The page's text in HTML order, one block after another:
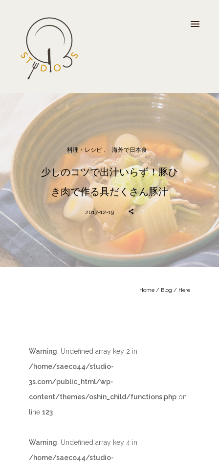
料理・レシピ 海外で日本食
少しのコツで出汁いらず！豚ひ
き肉で作る具だくさん豚汁
2017-12-19
Home / Blog / Here
Warning: Undefined array key 2 in
/home/saeco44/studio-
3s.com/public_html/wp-
content/themes/oshin_child/functions.php on
line 123
Warning: Undefined array key 4 in
/home/saeco44/studio-